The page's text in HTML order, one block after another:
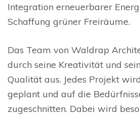
Integration erneuerbarer
Schaffung grüner Freiräume.
Das Team von Waldrap
durch seine Kreativität und
Qualität aus. Jedes Projekt
geplant und auf die
zugeschnitten. Dabei wird